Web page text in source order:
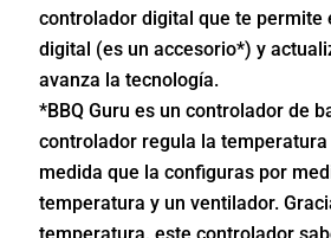
controlador digital que te permite
digital (es un accesorio*) y
avanza la tecnología.
*BBQ Guru es un controlador de
controlador regula la temperatura
medida que la configuras por
temperatura y un ventilador.
temperatura, este controlador